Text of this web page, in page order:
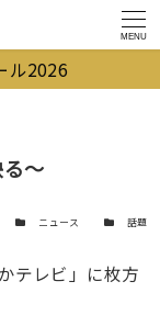
MENU
ル2026
〜
カテゴリー
ニュース カテゴリー
話題
テレビ」に枚方